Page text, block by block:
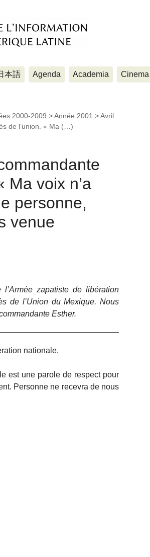
本語 Agenda Academia Cinema
2000-2009 >Année 2001 >Avril
de l’union. « Ma (…)
Ma voix n’a
personne,
venue
zapatiste de libération
de l’Union du Mexique. Nous
Esther.
nationale.
est une parole de respect pour
Personne ne recevra de nous